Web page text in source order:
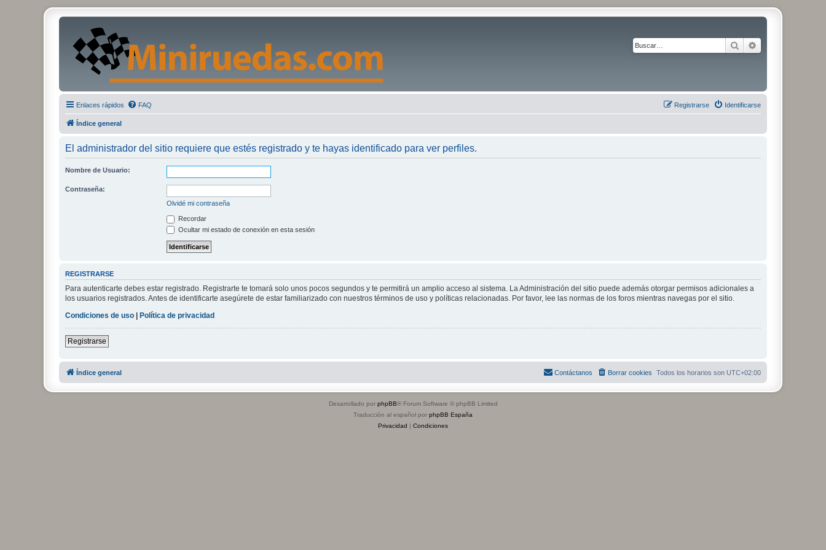
Buscar
Enlaces rápidos FAQ Identificarse
Registrarse
Índice general
El administrador del sitio requiere que estés registrado y te hayas identificado para ver perfiles.
Nombre de Usuario:
Contraseña:
Olvidé mi contraseña
Recordar
Ocultar mi estado de conexión en esta sesión
REGISTRARSE
Para autenticarte debes estar registrado. Registrarte te tomará solo unos pocos segundos y te permitirá un amplio acceso al sistema. La Administración del sitio puede además otorgar permisos adicionales a
los usuarios registrados. Antes de identificarte asegúrete de estar familiarizado con nuestros términos de uso y políticas relacionadas. Por favor, lee las normas de los foros mientras navegas por el sitio.
Condiciones de uso | Política de privacidad
Registrarse
Índice general Todos los horarios son UTC+02:00
Borrar cookies
Contáctanos
Desarrollado por phpBB® Forum Software © phpBB Limited
Traducción al español por phpBB España
Privacidad | Condiciones